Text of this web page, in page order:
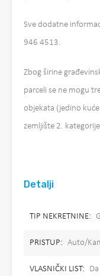
Sve dodatne
946 4513.
Zbog širine
parceli se ne mogu
objekata (jedino
zemljište 2.
Detalji
TIP NEKRETNINE:
PRISTUP: Auto/
VLASNIČKI LIST: Da